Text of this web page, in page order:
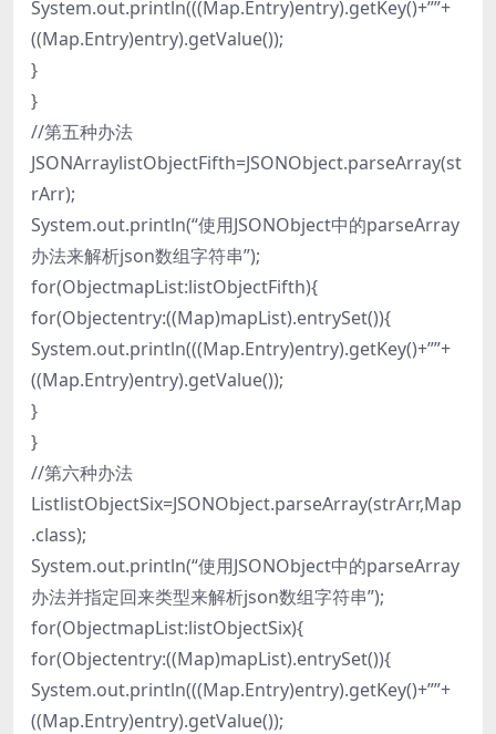
System.out.println(((Map.Entry)entry).getKey()+””+
((Map.Entry)entry).getValue());
}
}
//第五种办法
JSONArraylistObjectFifth=JSONObject.parseArray(st
rArr);
System.out.println(“使用JSONObject中的parseArray
办法来解析json数组字符串”);
for(ObjectmapList:listObjectFifth){
for(Objectentry:((Map)mapList).entrySet()){
System.out.println(((Map.Entry)entry).getKey()+””+
((Map.Entry)entry).getValue());
}
}
//第六种办法
ListlistObjectSix=JSONObject.parseArray(strArr,Map
.class);
System.out.println(“使用JSONObject中的parseArray
办法并指定回来类型来解析json数组字符串”);
for(ObjectmapList:listObjectSix){
for(Objectentry:((Map)mapList).entrySet()){
System.out.println(((Map.Entry)entry).getKey()+””+
((Map.Entry)entry).getValue());